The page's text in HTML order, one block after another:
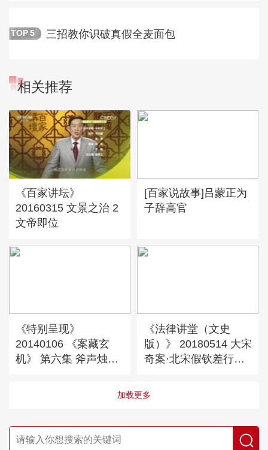
TOP 5 三招教你识破真假全麦面包
相关推荐
《百家讲坛》
20160315 文景之治 2
文帝即位
[百家说故事]吕蒙正为
子辞高官
《特别呈现》
20140106 《案藏玄
机》 第六集 斧声烛影
《法律讲堂（文史
版）》 20180514 大宋
奇案·北宋假钦差行骗
加载更多